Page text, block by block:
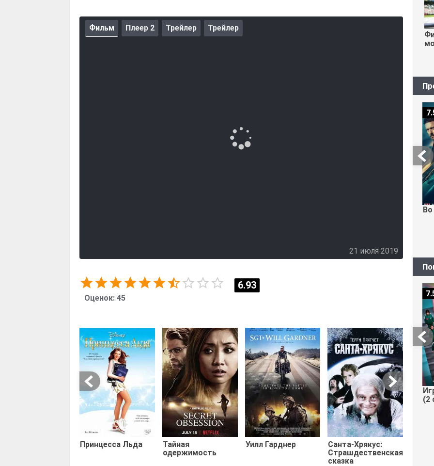
Фильм Плеер 2 Трейлер Трейлер
21 июля 2019
6.93
Оценок: 45
Принцесса Льда
Тайная
одержимость
Уилл Гарднер
Санта-Хрякус:
Страшдественская
сказка
Во
(2